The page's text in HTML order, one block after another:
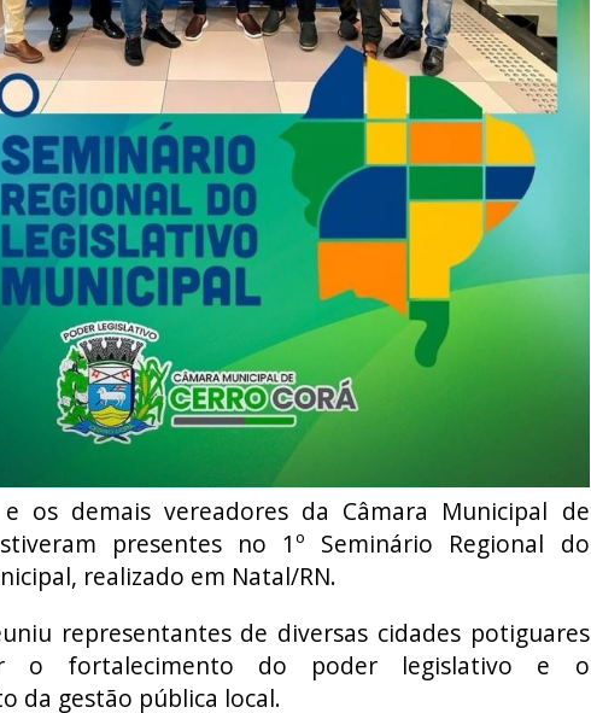
os demais vereadores da Câmara Municipal de
presentes no 1º Seminário Regional do
realizado em Natal/RN.
representantes de diversas cidades potiguares
o fortalecimento do poder legislativo e o
da gestão pública local.